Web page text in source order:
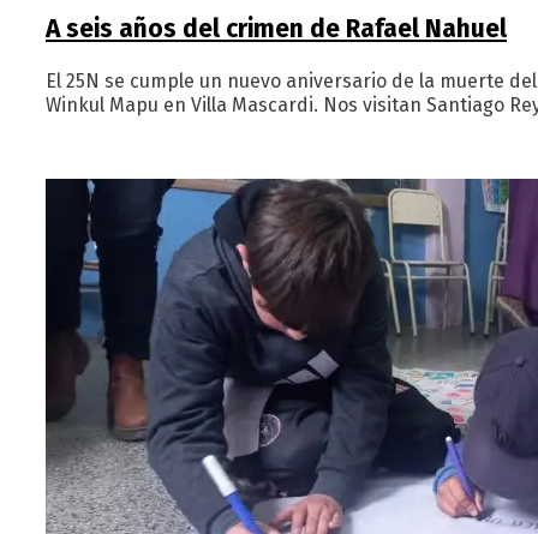
A seis años del crimen de Rafael Nahuel
El 25N se cumple un nuevo aniversario de la muerte
Winkul Mapu en Villa Mascardi. Nos visitan Santiago